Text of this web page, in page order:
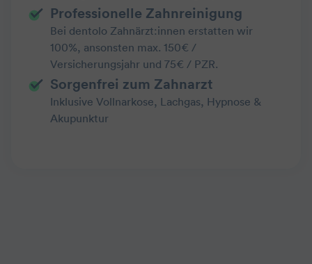
Professionelle Zahnreinigung
Bei dentolo Zahnärzt:innen erstatten wir
100%, ansonsten max. 150€ /
Versicherungsjahr und 75€ / PZR.
Sorgenfrei zum Zahnarzt
Inklusive Vollnarkose, Lachgas, Hypnose &
Akupunktur